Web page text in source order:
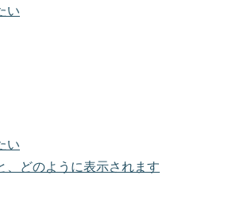
い
い
、どのように表示されます